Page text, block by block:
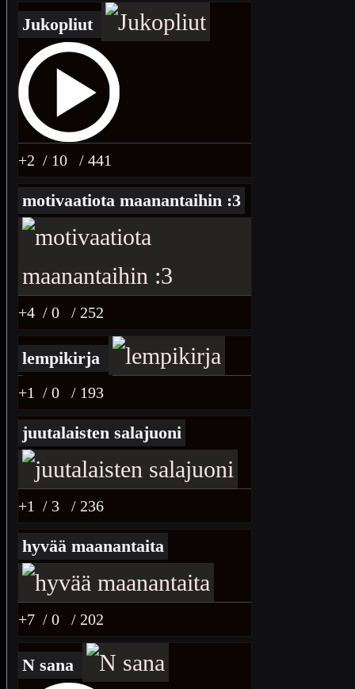
Jukopliut
+2 / 10 / 441
motivaatiota maanantaihin :3
+4 / 0 / 252
lempikirja
+1 / 0 / 193
juutalaisten salajuoni
+1 / 3 / 236
hyvää maanantaita
+7 / 0 / 202
N sana